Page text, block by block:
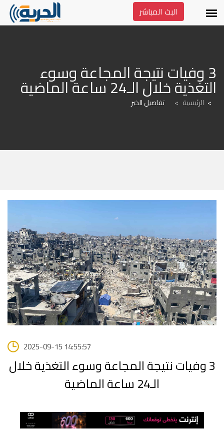
البث المباشر
التغذية خلال الـ24 ساعة الماضية
الرئيسية > تفاصيل الخبر
2025-09-15 14:55:57
3 وفيات نتيجة المجاعة وسوء التغذية خلال
الـ24 ساعة الماضية